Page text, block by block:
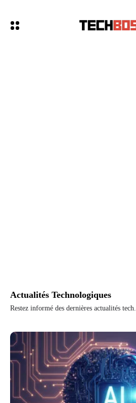
Actualités Technologiques
Restez informé des dernières actualités tech.